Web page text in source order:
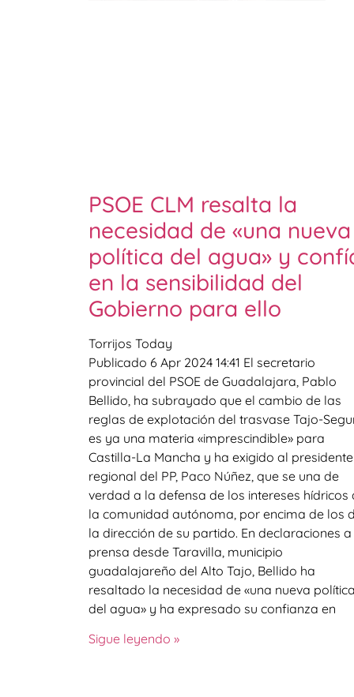
PSOE CLM resalta la
necesidad de «una nueva
política del agua» y
en la sensibilidad del
Gobierno para ello
Torrijos Today
Publicado 6 Apr 2024 14:41 El secretario
provincial del PSOE de Guadalajara, Pablo
Bellido, ha subrayado que el cambio de las
reglas de explotación del trasvase Tajo-
es ya una materia «imprescindible» para
Castilla-La Mancha y ha exigido al presidente
regional del PP, Paco Núñez, que se una de
verdad a la defensa de los intereses hídricos
la comunidad autónoma, por encima de los
la dirección de su partido. En declaraciones
prensa desde Taravilla, municipio
guadalajareño del Alto Tajo, Bellido ha
resaltado la necesidad de «una nueva
del agua» y ha expresado su confianza en
Sigue leyendo »